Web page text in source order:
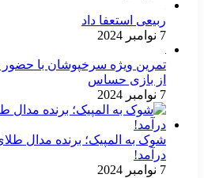
ربیعی استعفا داد
7 نوامبر 2024
تمرین ویژه سرخپوشان با
از بازی حساس
7 نوامبر 2024
شوک به المپیک؛ برنده مدال
درآمد!
7 نوامبر 2024